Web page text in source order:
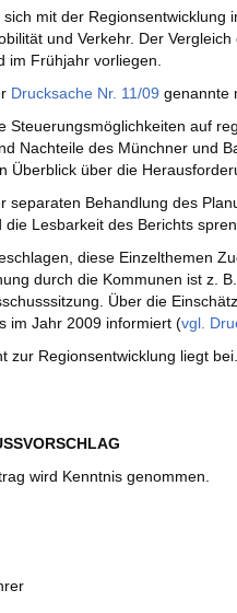
sich mit der Regionsentwicklung
und Verkehr. Der
im Frühjahr vorliegen.
Drucksache Nr. 11/09 genannte
Steuerungsmöglichkeiten auf
Nachteile des Münchner und
Überblick über die
separaten Behandlung des
die Lesbarkeit des Berichts
diese Einzelthemen
durch die Kommunen ist z.
Über die
im Jahr 2009 informiert (vgl.
zur Regionsentwicklung liegt
wird Kenntnis genommen.